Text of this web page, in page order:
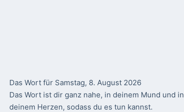
Das Wort für Samstag, 8. August 2026
Das Wort ist dir ganz nahe, in deinem Mund und in
deinem Herzen, sodass du es tun kannst.